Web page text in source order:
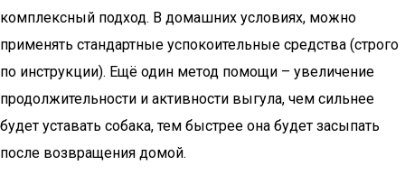
комплексный подход. В домашних условиях, можно
применять стандартные успокоительные средства (строго
по инструкции). Ещё один метод помощи – увеличение
продолжительности и активности выгула, чем сильнее
будет уставать собака, тем быстрее она будет засыпать
после возвращения домой.